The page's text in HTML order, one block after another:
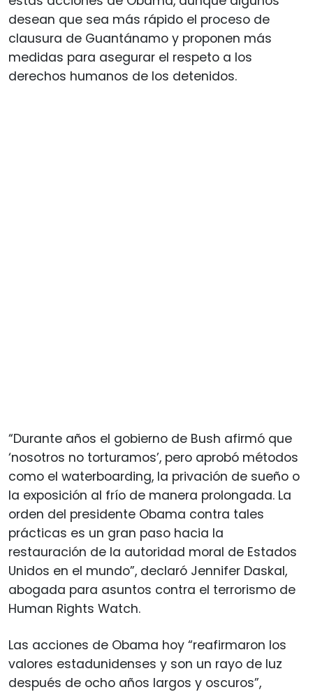
desean que sea más rápido el proceso de
clausura de Guantánamo y proponen más
medidas para asegurar el respeto a los
derechos humanos de los detenidos.
“Durante años el gobierno de Bush afirmó que
‘nosotros no torturamos’, pero aprobó métodos
como el waterboarding, la privación de sueño o
la exposición al frío de manera prolongada. La
orden del presidente Obama contra tales
prácticas es un gran paso hacia la
restauración de la autoridad moral de Estados
Unidos en el mundo”, declaró Jennifer Daskal,
abogada para asuntos contra el terrorismo de
Human Rights Watch.
Las acciones de Obama hoy “reafirmaron los
valores estadunidenses y son un rayo de luz
después de ocho años largos y oscuros”,